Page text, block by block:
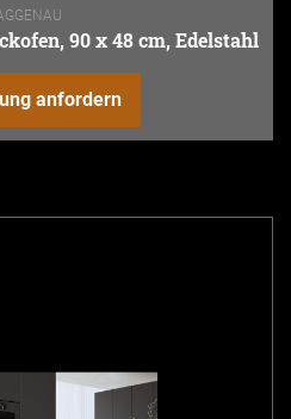
90 x 48 cm, Edelstahl
anfordern